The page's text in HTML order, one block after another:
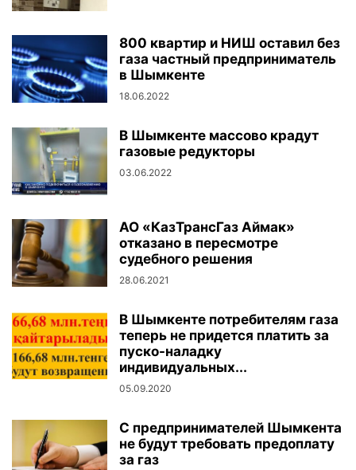
800 квартир и НИШ оставил без
газа частный предприниматель
в Шымкенте
18.06.2022
В Шымкенте массово крадут
газовые редукторы
03.06.2022
АО «КазТрансГаз Аймак»
отказано в пересмотре
судебного решения
28.06.2021
В Шымкенте потребителям газа
теперь не придется платить за
пуско-наладку
индивидуальных...
05.09.2020
С предпринимателей Шымкента
не будут требовать предоплату
за газ